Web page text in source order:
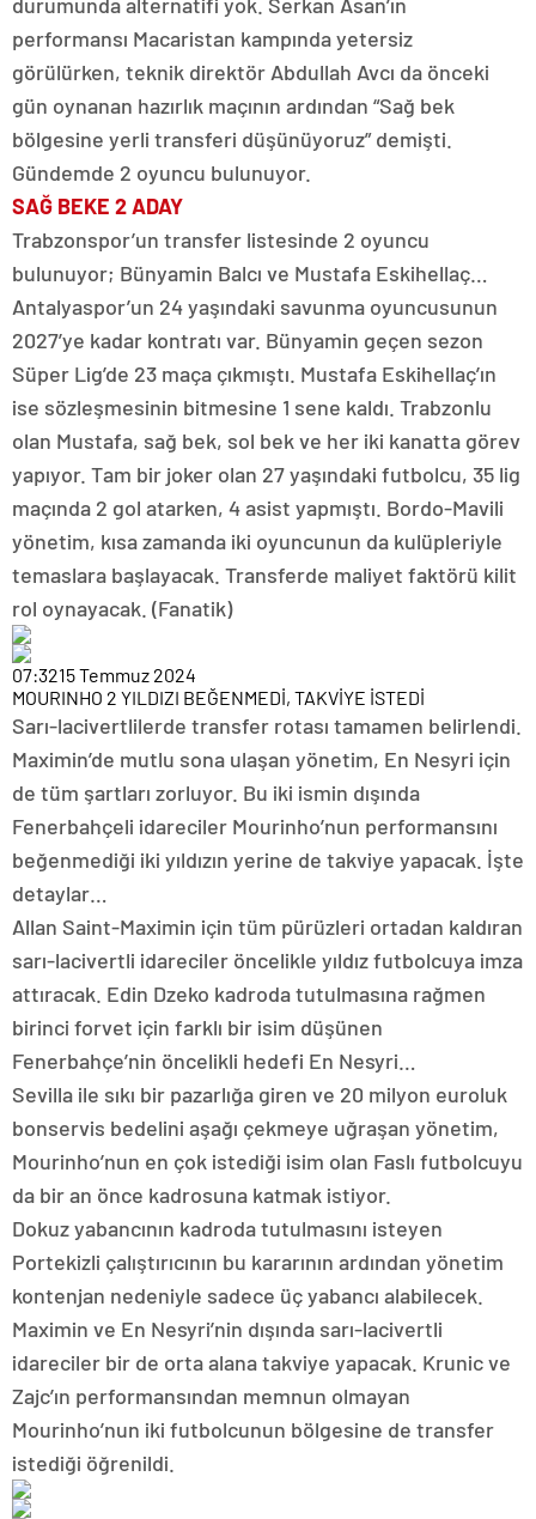
performansı Macaristan kampında yetersiz
görülürken, teknik direktör Abdullah Avcı da önceki
gün oynanan hazırlık maçının ardından “Sağ bek
bölgesine yerli transferi düşünüyoruz” demişti.
Gündemde 2 oyuncu bulunuyor.
SAĞ BEKE 2 ADAY
Trabzonspor’un transfer listesinde 2 oyuncu
bulunuyor; Bünyamin Balcı ve Mustafa Eskihellaç…
Antalyaspor’un 24 yaşındaki savunma oyuncusunun
2027’ye kadar kontratı var. Bünyamin geçen sezon
Süper Lig’de 23 maça çıkmıştı. Mustafa Eskihellaç’ın
ise sözleşmesinin bitmesine 1 sene kaldı. Trabzonlu
olan Mustafa, sağ bek, sol bek ve her iki kanatta görev
yapıyor. Tam bir joker olan 27 yaşındaki futbolcu, 35 lig
maçında 2 gol atarken, 4 asist yapmıştı. Bordo-Mavili
yönetim, kısa zamanda iki oyuncunun da kulüpleriyle
temaslara başlayacak. Transferde maliyet faktörü kilit
rol oynayacak. (Fanatik)
07:3215 Temmuz 2024
MOURINHO 2 YILDIZI BEĞENMEDİ, TAKVİYE İSTEDİ
Sarı-lacivertlilerde transfer rotası tamamen belirlendi.
Maximin’de mutlu sona ulaşan yönetim, En Nesyri için
de tüm şartları zorluyor. Bu iki ismin dışında
Fenerbahçeli idareciler Mourinho’nun performansını
beğenmediği iki yıldızın yerine de takviye yapacak. İşte
detaylar…
Allan Saint-Maximin için tüm pürüzleri ortadan kaldıran
sarı-lacivertli idareciler öncelikle yıldız futbolcuya imza
attıracak. Edin Dzeko kadroda tutulmasına rağmen
birinci forvet için farklı bir isim düşünen
Fenerbahçe’nin öncelikli hedefi En Nesyri…
Sevilla ile sıkı bir pazarlığa giren ve 20 milyon euroluk
bonservis bedelini aşağı çekmeye uğraşan yönetim,
Mourinho’nun en çok istediği isim olan Faslı futbolcuyu
da bir an önce kadrosuna katmak istiyor.
Dokuz yabancının kadroda tutulmasını isteyen
Portekizli çalıştırıcının bu kararının ardından yönetim
kontenjan nedeniyle sadece üç yabancı alabilecek.
Maximin ve En Nesyri’nin dışında sarı-lacivertli
idareciler bir de orta alana takviye yapacak. Krunic ve
Zajc’ın performansından memnun olmayan
Mourinho’nun iki futbolcunun bölgesine de transfer
istediği öğrenildi.